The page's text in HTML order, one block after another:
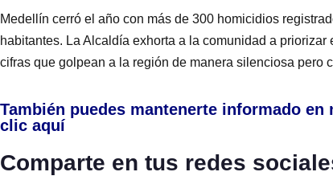
Medellín cerró el año con más de 300 homicidios
habitantes. La Alcaldía exhorta a la comunidad a
cifras que golpean a la región de manera silenciosa pero
También puedes mantenerte informado
clic aquí
Comparte en tus redes